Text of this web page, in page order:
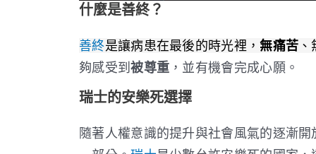
什麼是善終？
善終是讓病患在最後的時光裡，無痛苦
夠感受到被尊重 ，並有機會完成心願。
瑞士的安樂死選擇
隨著人權意識的提升與社會風氣的逐漸